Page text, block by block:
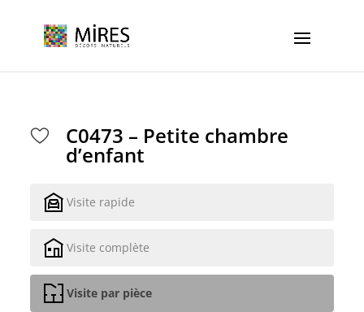
C0473 – Petite chambre
d’enfant
Visite rapide
Visite complète
Visite par pièce